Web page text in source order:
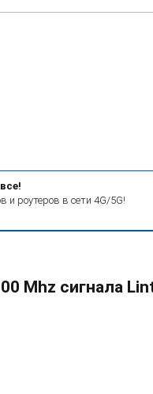
роутеров в сети 4G/5G!
Mhz сигнала